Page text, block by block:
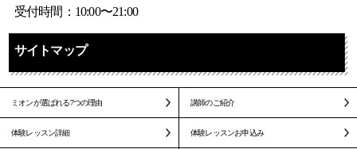
受付時間：10:00〜21:00
サイトマップ
ミオンが選ばれる7つの理由 講師のご紹介
体験レッスン詳細 体験レッスンお申込み